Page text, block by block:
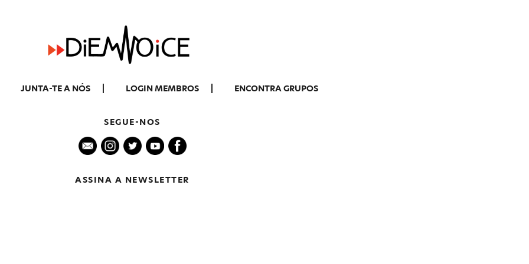
JUNTA-TE A NÓS LOGIN MEMBROS ENCONTRA GRUPOS
SEGUE-NOS
ASSINA A NEWSLETTER